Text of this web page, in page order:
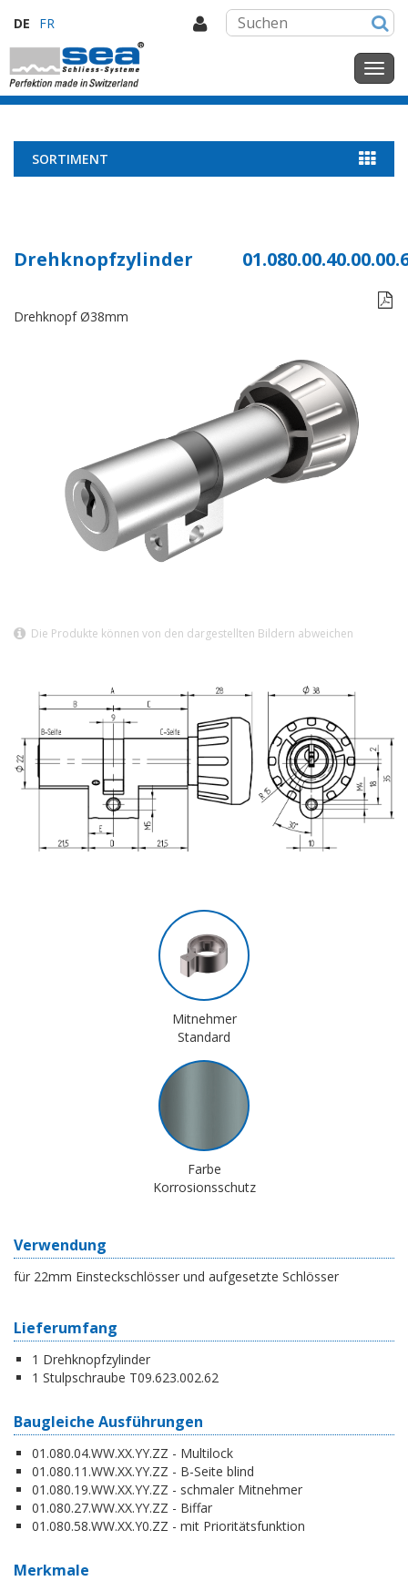
DE FR
SORTIMENT
Drehknopfzylinder

Drehknopf Ø38mm
Die Produkte können von den dargestellten Bildern abweichen
Mitnehmer
Standard
Farbe
Korrosionsschutz
Verwendung
für 22mm Einsteckschlösser und aufgesetzte Schlösser
Lieferumfang
1 Drehknopfzylinder
1 Stulpschraube T09.623.002.62
Baugleiche Ausführungen
01.080.04.WW.XX.YY.ZZ - Multilock
01.080.11.WW.XX.YY.ZZ - B-Seite blind
01.080.19.WW.XX.YY.ZZ - schmaler Mitnehmer
01.080.27.WW.XX.YY.ZZ - Biffar
01.080.58.WW.XX.Y0.ZZ - mit Prioritätsfunktion
Merkmale